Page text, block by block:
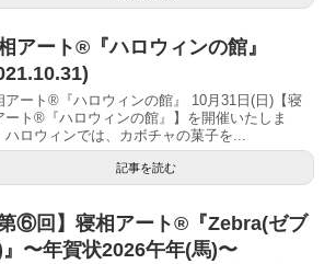
アート®︎『ハロウィンの館』
アート®『ハロウィンの館』 10月31日(日)【寝
ート®︎『ハロウィンの館』】を開催いたしま
ハロウィンでは、カボチャの菓子を...
記事を読む
第⑥回】寝相アート®︎『Zebra(ゼブ
』〜年賀状2026午年(馬)〜